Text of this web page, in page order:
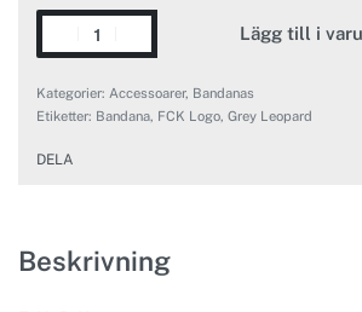
Lägg till i
Kategorier: Accessoarer, Bandanas
Etiketter: Bandana, FCK Logo, Grey Leopard
DELA
Beskrivning